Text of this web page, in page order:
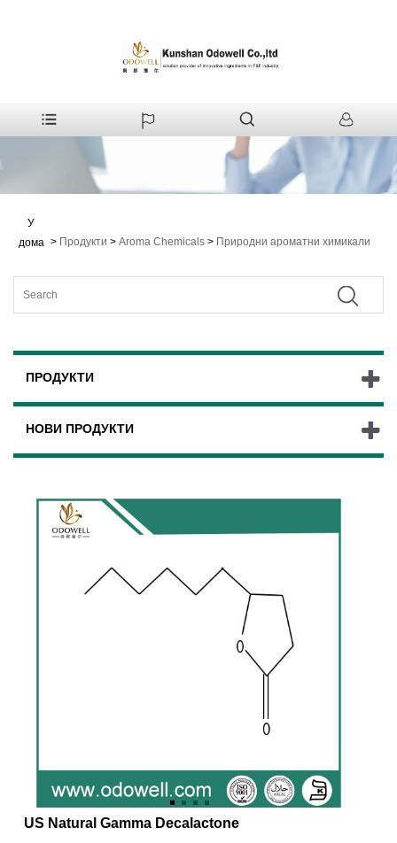
У
дома > Продукти > Aroma Chemicals > Природни ароматни химикали
ПРОДУКТИ
НОВИ ПРОДУКТИ
US Natural Gamma Decalactone